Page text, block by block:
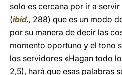
solo es cercana por ir a
(ibíd., 288) que es un modo
por su manera de decir las
momento oportuno y el tono
los servidores «Hagan todo
2,5), hará que esas palabras